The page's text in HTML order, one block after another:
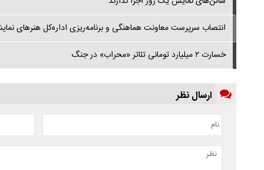
انتصاب سرپرست معاونت هماهنگی و برنامه‌ریزی اداره‌کل هنرهای
خسارت ۲ میلیارد تومانی تئاتر «محراب» در جنگ
ارسال نظر